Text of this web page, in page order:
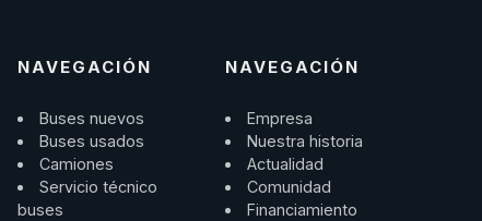
NAVEGACIÓN
Buses nuevos
Buses usados
Camiones
Servicio técnico
buses
NAVEGACIÓN
Empresa
Nuestra historia
Actualidad
Comunidad
Financiamiento